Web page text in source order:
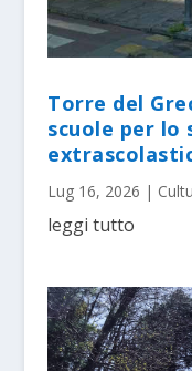
Torre del
scuole per
Lug 16, 2026 |
leggi tutto